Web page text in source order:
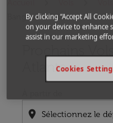
Bangkok a Atlanta
Atlanta
location_on
By clicking “Accept All
on your device to enhance
assist in our marketing
Cookies